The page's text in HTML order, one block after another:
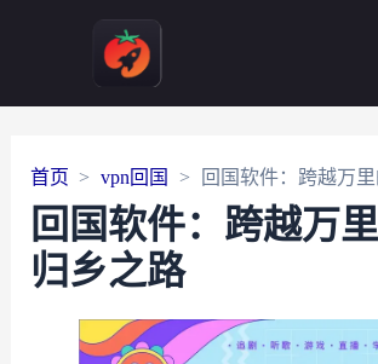
首页 vpn回国 回国软件：跨越万
回国软件：跨越万
归乡之路